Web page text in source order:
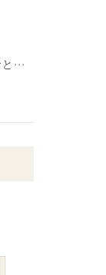
こんばんは！境川おとなこども歯科矯正歯科です🦷✨